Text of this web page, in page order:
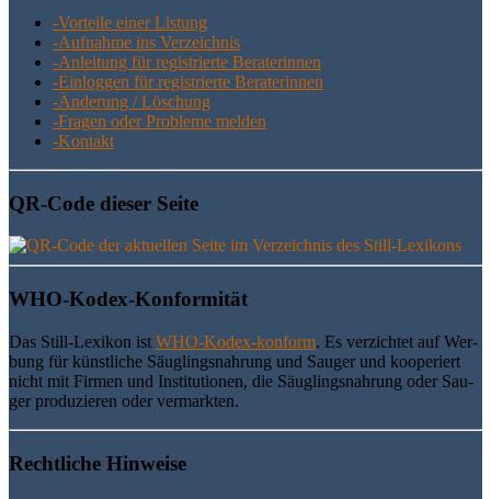
-Vor­tei­le einer Listung
-Auf­nah­me ins Verzeichnis
-Anlei­tung für regis­trier­te Beraterinnen
-Ein­log­gen für regis­trier­te Beraterinnen
-Ände­rung / Löschung
-Fra­gen oder Pro­ble­me melden
-Kon­takt
QR-Code die­ser Seite
WHO-Kodex-Kon­for­mi­tät
Das Still-Lexi­kon ist WHO-Kodex-kon­form. Es ver­zich­tet auf Wer­
bung für künst­li­che Säug­lings­nah­rung und Sau­ger und koope­riert
nicht mit Fir­men und Insti­tu­tio­nen, die Säug­lings­nah­rung oder Sau­
ger pro­du­zie­ren oder vermarkten.
Recht­li­che Hinweise